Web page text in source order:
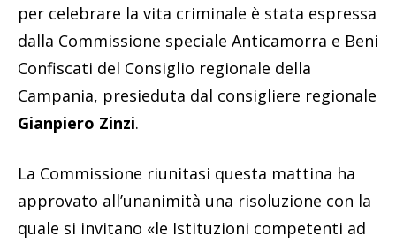
per celebrare la vita criminale è stata espressa
dalla Commissione speciale Anticamorra e Beni
Confiscati del Consiglio regionale della
Campania, presieduta dal consigliere regionale
Gianpiero Zinzi.
La Commissione riunitasi questa mattina ha
approvato all’unanimità una risoluzione con la
quale si invitano «le Istituzioni competenti ad